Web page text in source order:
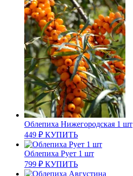
Облепиха Нижегородская 1 шт
449 ₽ КУПИТЬ
Облепиха Рует 1 шт
799 ₽ КУПИТЬ